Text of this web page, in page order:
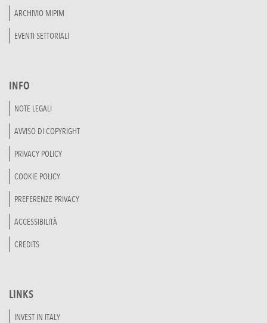
ARCHIVIO MIPIM
EVENTI SETTORIALI
INFO
NOTE LEGALI
AVVISO DI COPYRIGHT
PRIVACY POLICY
COOKIE POLICY
PREFERENZE PRIVACY
ACCESSIBILITÀ
CREDITS
LINKS
INVEST IN ITALY